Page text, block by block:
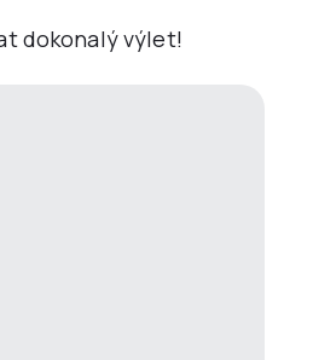
dokonalý výlet!